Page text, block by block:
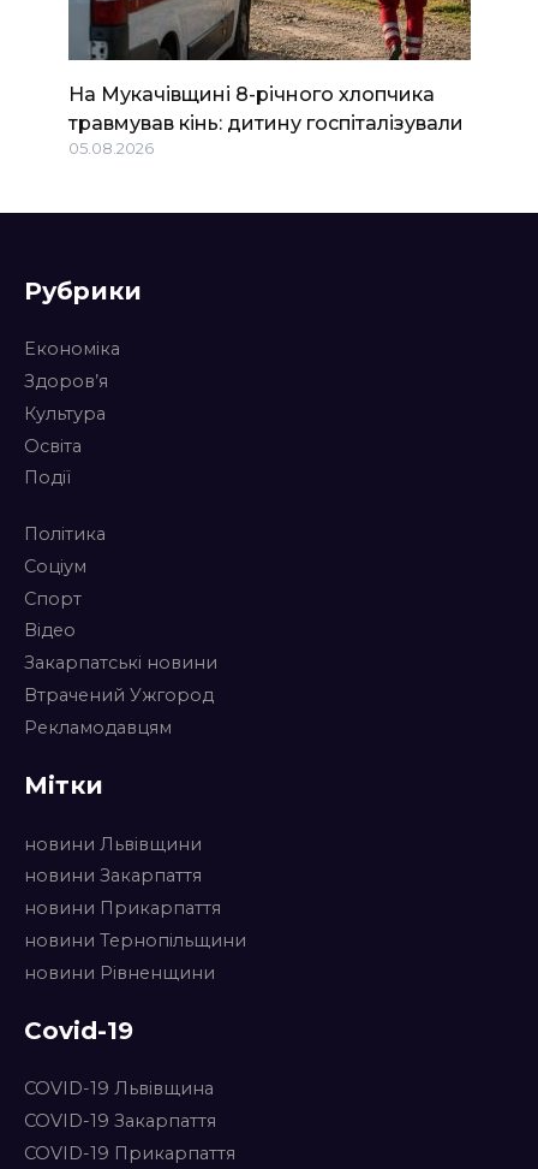
На Мукачівщині 8-річного хлопчика
травмував кінь: дитину госпіталізували
05.08.2026
Рубрики
Економіка
Здоров’я
Культура
Освіта
Події
Політика
Соціум
Спорт
Відео
Закарпатські новини
Втрачений Ужгород
Рекламодавцям
Мітки
новини Львівщини
новини Закарпаття
новини Прикарпаття
новини Тернопільщини
новини Рівненщини
Covid-19
COVID-19 Львівщина
COVID-19 Закарпаття
COVID-19 Прикарпаття